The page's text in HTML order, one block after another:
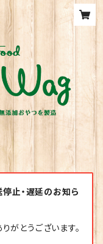
止・遅延のお知ら
がとうございます。